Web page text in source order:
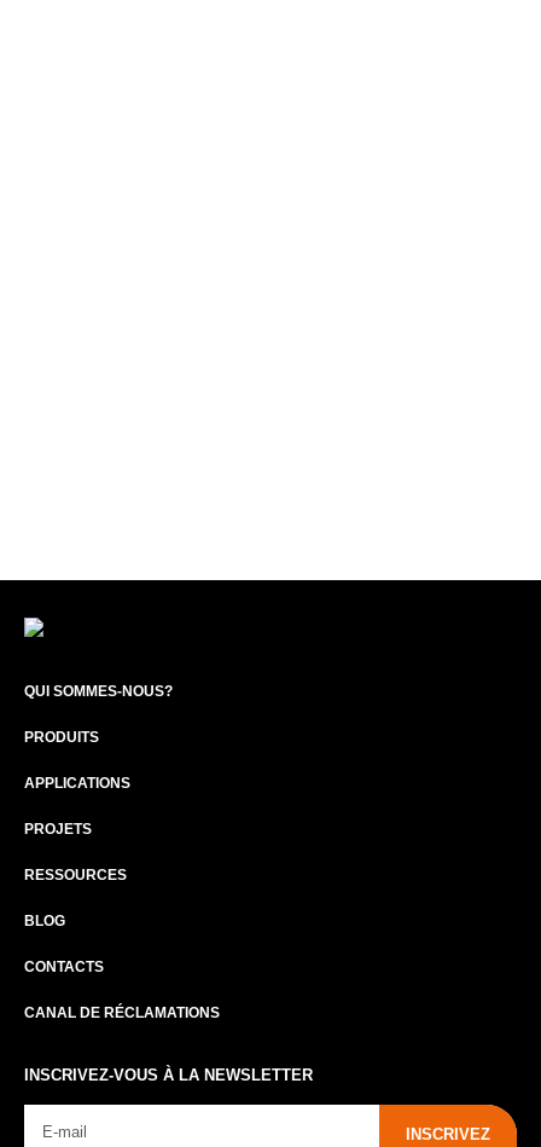
QUI SOMMES-NOUS?
PRODUITS
APPLICATIONS
PROJETS
RESSOURCES
BLOG
CONTACTS
CANAL DE RÉCLAMATIONS
INSCRIVEZ-VOUS À LA NEWSLETTER
INSCRIVEZ